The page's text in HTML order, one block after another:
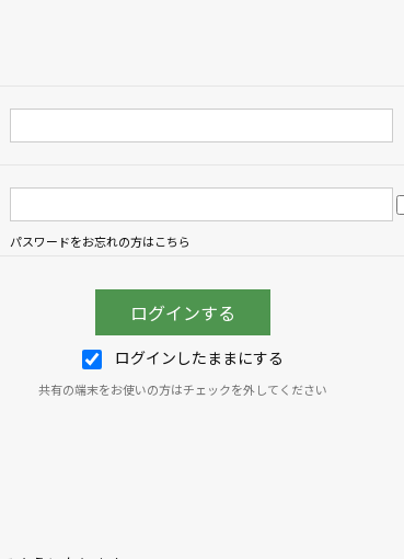
パスワードをお忘れの方はこちら
ログインしたままにする
共有の端末をお使いの方はチェックを外してください